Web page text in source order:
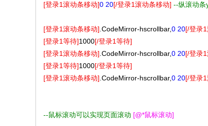
[登录1滚动条移动]0 20[/登录1滚动条移动] --纵滚动条
[登录1滚动条移动] .CodeMirror-hscrollbar,0 20[/登录
[登录1等待]1000[/登录1等待]
[登录1滚动条移动] .CodeMirror-hscrollbar,0 20[/登录
[登录1等待]1000[/登录1等待]
[登录1滚动条移动] .CodeMirror-hscrollbar,0 20[/登录
--鼠标滚动可以实现页面滚动 [@*鼠标滚动]